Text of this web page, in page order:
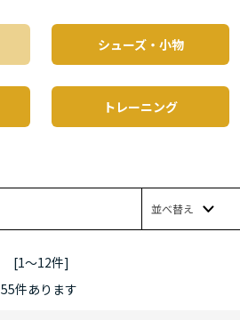
シューズ・小物
トレーニング
並べ替え
[1～12件]
55件あります